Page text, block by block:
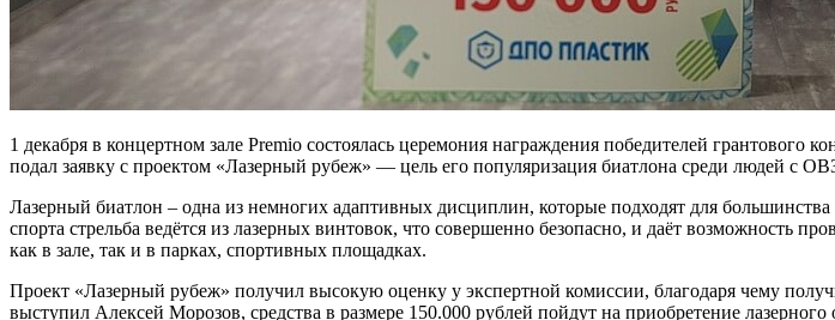
1 декабря в концертном зале Premio состоялась церемония награждения победителей
подал заявку с проектом «Лазерный рубеж» — цель его популяризация биатлона среди людей с
Лазерный биатлон – одна из немногих адаптивных дисциплин, которые подходят для
спорта стрельба ведётся из лазерных винтовок, что совершенно безопасно, и даёт возможность
как в зале, так и в парках, спортивных площадках.
Проект «Лазерный рубеж» получил высокую оценку у экспертной комиссии, благодаря чему
выступил Алексей Морозов, средства в размере 150.000 рублей пойдут на приобретение